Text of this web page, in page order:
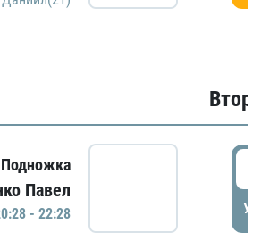
Подножка
Павел
- 22:28